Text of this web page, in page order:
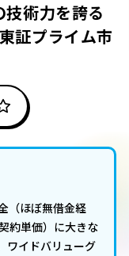
技術力を誇る
証プライム市
（ほぼ無借金経
単価）に大きな
ワイドバリューグ